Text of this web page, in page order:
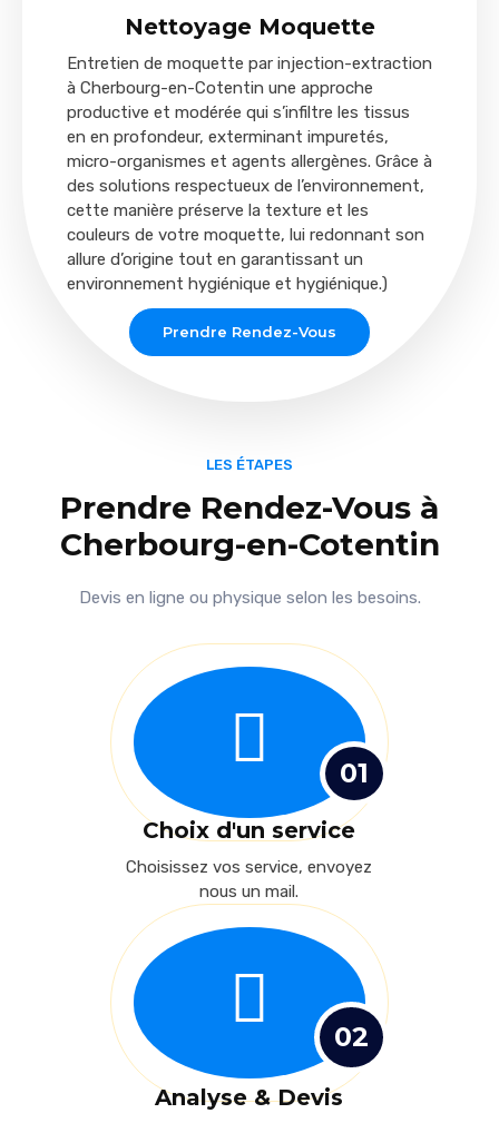
Nettoyage Moquette
Entretien de moquette par injection-extraction
à Cherbourg-en-Cotentin une approche
productive et modérée qui s’infiltre les tissus
en en profondeur, exterminant impuretés,
micro-organismes et agents allergènes. Grâce à
des solutions respectueux de l’environnement,
cette manière préserve la texture et les
couleurs de votre moquette, lui redonnant son
allure d’origine tout en garantissant un
environnement hygiénique et hygiénique.)
Prendre Rendez-Vous
LES ÉTAPES
Prendre Rendez-Vous à
Cherbourg-en-Cotentin
Devis en ligne ou physique selon les besoins.
01
Choix d'un service
Choisissez vos service, envoyez
nous un mail.
02
Analyse & Devis